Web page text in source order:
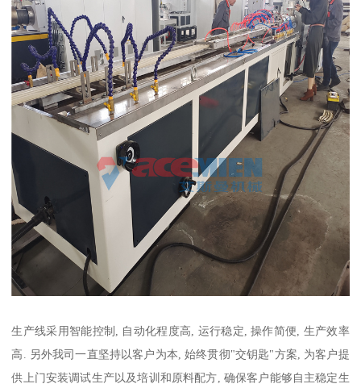
生产线采用智能控制, 自动化程度高, 运行稳定, 操作简便, 生产效率
高. 另外我司一直坚持以客户为本, 始终贯彻"交钥匙"方案, 为客户提
供上门安装调试生产以及培训和原料配方, 确保客户能够自主稳定生